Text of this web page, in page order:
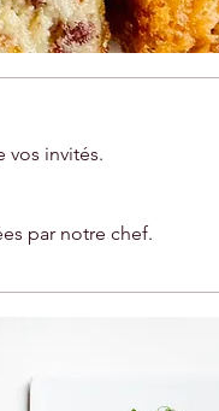
vos invités.
par notre chef.